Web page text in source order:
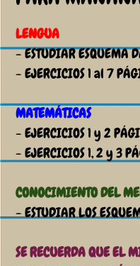
LENGUA
- ESTUDIAR ESQUEMA
- EJERCICIOS 1 al 7
MATEMÁTICAS
- EJERCICIOS 1 y 2
- EJERCICIOS 1, 2 y 3
CONOCIMIENTO DEL
- ESTUDIAR LOS
SE RECUERDA QUE EL